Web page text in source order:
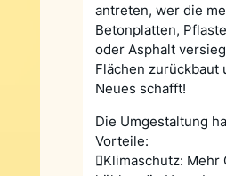
antreten, wer die
Betonplatten,
oder Asphalt
Flächen zurückbaut
Neues schafft!
Die Umgestaltung
Vorteile:
Klimaschutz: Mehr